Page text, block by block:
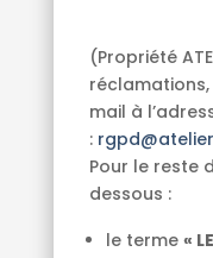
(Propriété
réclamations,
mail à
:
Pour le reste
dessous :
le terme «